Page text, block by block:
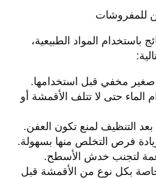
للمفروشات
باستخدام المواد الطبيعية،
صغير مخفي قبل استخدامها.
حتى لا تتلف الأقمشة أو
التنظيف لمنع تكون العفن.
فرص التخلص منها بسهولة.
لتجنب خدش الأسطح.
بكل نوع من الأقمشة قبل